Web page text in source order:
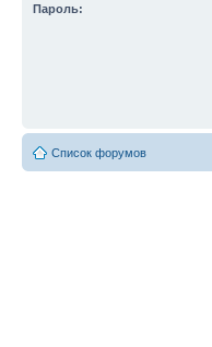
Пароль:
Список форумов